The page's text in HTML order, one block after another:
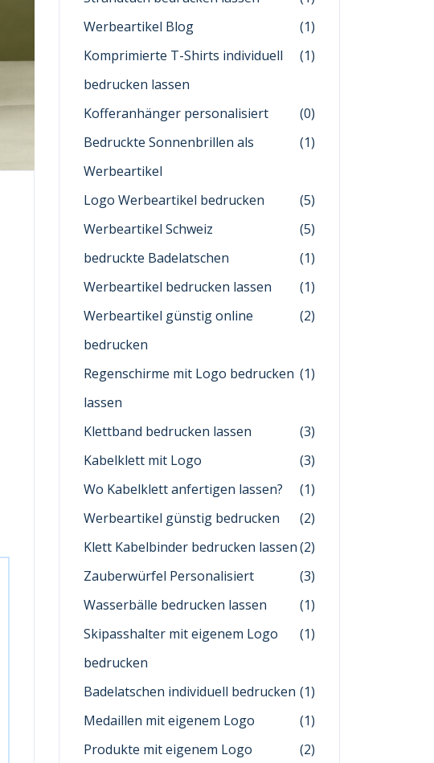
Werbeartikel Blog
(1)
Komprimierte T-Shirts individuell
bedrucken lassen
(1)
Kofferanhänger personalisiert
(0)
Bedruckte Sonnenbrillen als
Werbeartikel
(1)
Logo Werbeartikel bedrucken
(5)
Werbeartikel Schweiz
(5)
bedruckte Badelatschen
(1)
Werbeartikel bedrucken lassen
(1)
Werbeartikel günstig online
bedrucken
(2)
Regenschirme mit Logo bedrucken
lassen
(1)
Klettband bedrucken lassen
(3)
Kabelklett mit Logo
(3)
Wo Kabelklett anfertigen lassen?
(1)
Werbeartikel günstig bedrucken
(2)
Klett Kabelbinder bedrucken lassen(2)
Zauberwürfel Personalisiert
(3)
Wasserbälle bedrucken lassen
(1)
Skipasshalter mit eigenem Logo
bedrucken
(1)
Badelatschen individuell bedrucken (1)
Medaillen mit eigenem Logo
(1)
Produkte mit eigenem Logo
(2)